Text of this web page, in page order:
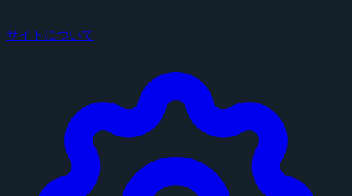
サイトについて